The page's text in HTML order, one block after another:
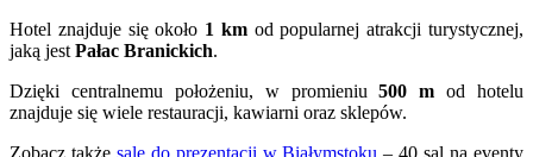
Hotel znajduje się około 1 kmod popularnej atrakcji turystycznej,
jaką jest Pałac Branickich.
Dzięki centralnemu położeniu, w promieniu500 m od hotelu
znajduje się wiele restauracji, kawiarni oraz sklepów.
Zobacz także sale do prezentacji w Białymstoku – 40 sal na eventy